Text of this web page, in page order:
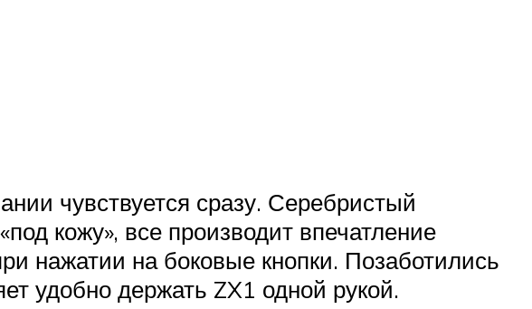
чувствуется сразу. Серебристый
кожу», все производит впечатление
нажатии на боковые кнопки. Позаботились
удобно держать ZX1 одной рукой.